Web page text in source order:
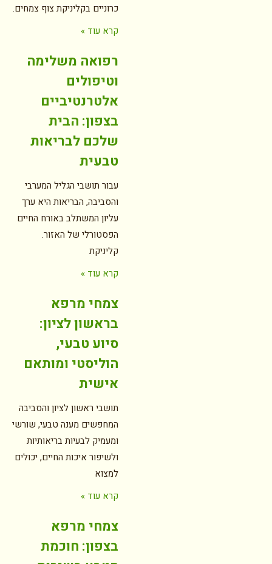
כרוניים בקליניקת צוף צמחים.
קרא עוד »
רפואה משלימה
וטיפולים
אלטרנטיביים
בצפון: הבית
שלכם לבריאות
טבעית
עבור תושבי הגליל המערבי
והסביבה, הבריאות היא ערך
עליון המשתלב באורח החיים
הפסטורלי של האזור.
קליניקת
קרא עוד »
צמחי מרפא
בראשון לציון:
סיוע טבעי,
הוליסטי ומותאם
אישית
תושבי ראשון לציון והסביבה
המחפשים מענה טבעי, שורשי
ומעמיק לבעיות בריאותיות
ולשיפור איכות החיים, יכולים
למצוא
קרא עוד »
צמחי מרפא
בצפון: חוכמת